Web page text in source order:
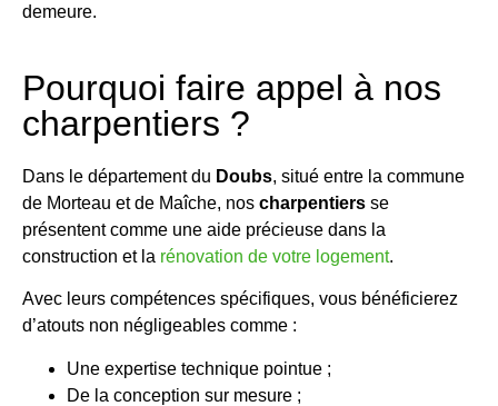
demeure.
Pourquoi faire appel à nos
charpentiers ?
Dans le département du Doubs, situé entre la commune
de Morteau et de Maîche, nos charpentiers se
présentent comme une aide précieuse dans la
construction et la rénovation de votre logement.
Avec leurs compétences spécifiques, vous bénéficierez
d’atouts non négligeables comme :
Une expertise technique pointue ;
De la conception sur mesure ;